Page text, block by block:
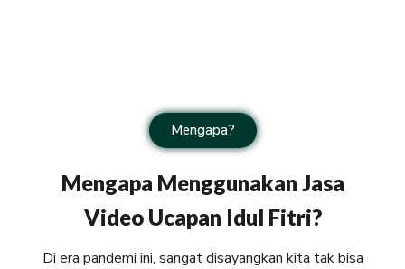
Mengapa?
Mengapa Menggunakan Jasa
Video Ucapan Idul Fitri?
Di era pandemi ini, sangat disayangkan kita tak bisa